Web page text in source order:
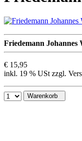
Friedemann Johannes
€ 15,95
inkl. 19 % USt zzgl.
Warenkorb